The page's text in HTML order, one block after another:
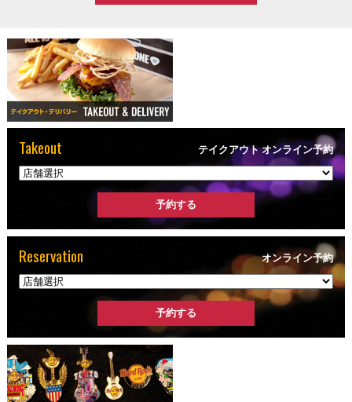
Takeout テイクアウト オンライン予約
Reservation オンライン予約